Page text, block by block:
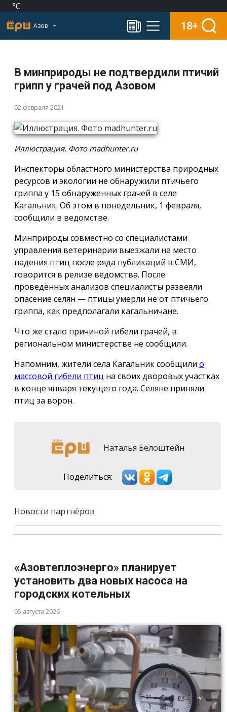
°C
Азов 18+
В минприроды не подтвердили птичий
грипп у грачей под Азовом
02 февраля 2021
Иллюстрация. Фото madhunter.ru
Инспекторы областного министерства природных
ресурсов и экологии не обнаружили птичьего
гриппа у 15 обнаруженных грачей в селе
Кагальник. Об этом в понедельник, 1 февраля,
сообщили в ведомстве.
Минприроды совместно со специалистами
управления ветеринарии выезжали на место
падения птиц после ряда публикаций в СМИ,
говорится в релизе ведомства. После
проведённых анализов специалисты развеяли
опасение селян — птицы умерли не от птичьего
гриппа, как предполагали кагальничане.
Что же стало причиной гибели грачей, в
региональном министерстве не сообщили.
Напомним, жители села Кагальник сообщили о
массовой гибели птиц на своих дворовых участках
в конце января текущего года. Селяне приняли
птиц за ворон.
Наталья Белоштейн
Поделиться:
Новости партнёров
«Азовтеплоэнерго» планирует
установить два новых насоса на
городских котельных
05 августа 2026